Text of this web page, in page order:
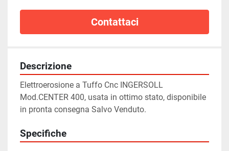
Contattaci
Descrizione
Elettroerosione a Tuffo Cnc INGERSOLL
Mod.CENTER 400, usata in ottimo stato, disponibile
in pronta consegna Salvo Venduto.
Specifiche